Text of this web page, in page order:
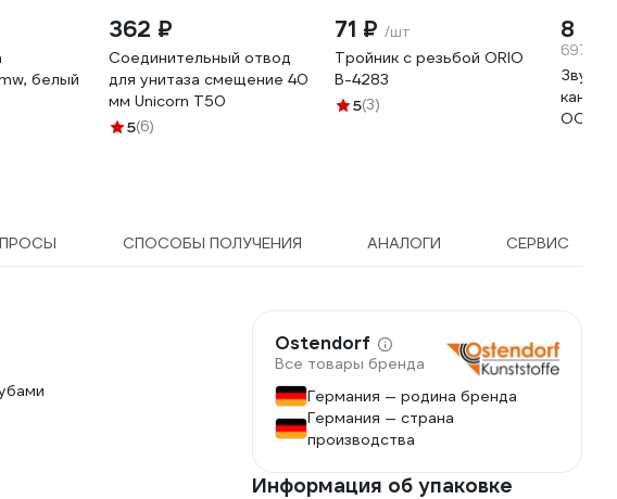
белый
362 ₽
Соединительный отвод
для унитаза смещение 40
мм Unicorn T50
5(6)
71 ₽ /шт
Тройник с резьбой ORIO
В-4283
5(3)
8
ООО
СПОСОБЫ ПОЛУЧЕНИЯ АНАЛОГИ СЕРВИС
Ostendorf
Все товары бренда
Германия — родина бренда
Германия — страна
производства
Информация об упаковке